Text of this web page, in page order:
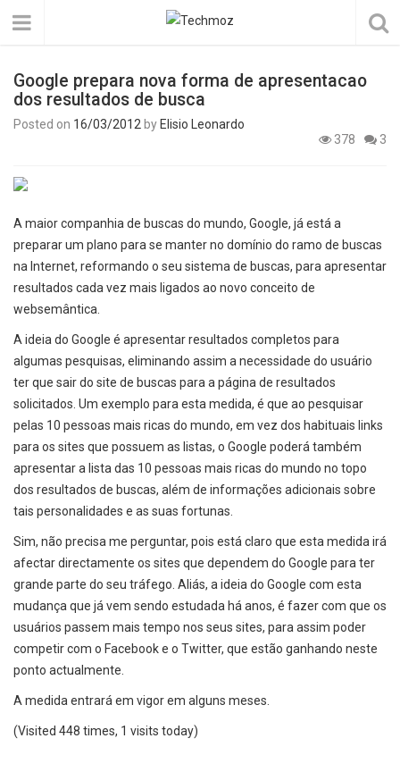
Google prepara nova forma de apresentacao
dos resultados de busca
Posted on 16/03/2012 by Elisio Leonardo
378
3
A maior companhia de buscas do mundo, Google, já está a
preparar um plano para se manter no domínio do ramo de buscas
na Internet, reformando o seu sistema de buscas, para apresentar
resultados cada vez mais ligados ao novo conceito de
websemântica.
A ideia do Google é apresentar resultados completos para
algumas pesquisas, eliminando assim a necessidade do usuário
ter que sair do site de buscas para a página de resultados
solicitados. Um exemplo para esta medida, é que ao pesquisar
pelas 10 pessoas mais ricas do mundo, em vez dos habituais links
para os sites que possuem as listas, o Google poderá também
apresentar a lista das 10 pessoas mais ricas do mundo no topo
dos resultados de buscas, além de informações adicionais sobre
tais personalidades e as suas fortunas.
Sim, não precisa me perguntar, pois está claro que esta medida irá
afectar directamente os sites que dependem do Google para ter
grande parte do seu tráfego. Aliás, a ideia do Google com esta
mudança que já vem sendo estudada há anos, é fazer com que os
usuários passem mais tempo nos seus sites, para assim poder
competir com o Facebook e o Twitter, que estão ganhando neste
ponto actualmente.
A medida entrará em vigor em alguns meses.
(Visited 448 times, 1 visits today)